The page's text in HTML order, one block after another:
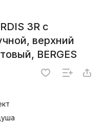
3R с
верхний
BERGES